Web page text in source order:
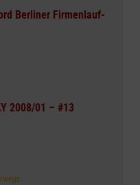
Berliner Firmenlauf-
2008/01 – #13